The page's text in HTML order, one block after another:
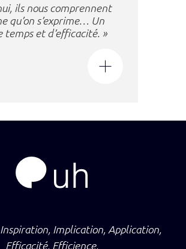
ils nous comprennent
qu’on s’exprime… Un
temps et d’efficacité. »
Implication, Application,
Efficacité, Efficience,